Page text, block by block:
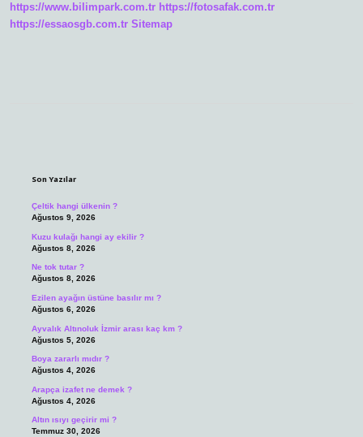
https://www.bilimpark.com.tr https://fotosafak.com.tr
https://essaosgb.com.tr Sitemap
Son Yazılar
Çeltik hangi ülkenin ?
Ağustos 9, 2026
Kuzu kulağı hangi ay ekilir ?
Ağustos 8, 2026
Ne tok tutar ?
Ağustos 8, 2026
Ezilen ayağın üstüne basılır mı ?
Ağustos 6, 2026
Ayvalık Altınoluk İzmir arası kaç km ?
Ağustos 5, 2026
Boya zararlı mıdır ?
Ağustos 4, 2026
Arapça izafet ne demek ?
Ağustos 4, 2026
Altın ısıyı geçirir mi ?
Temmuz 30, 2026